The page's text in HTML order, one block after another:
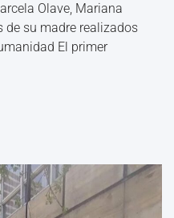
Olave, Mariana
de su madre realizados
El primer